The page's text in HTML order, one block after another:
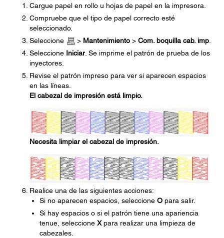
Cargue papel en rollo u hojas de papel en la impresora.
Compruebe que el tipo de papel correcto esté
seleccionado.
Seleccione
> Mantenimiento > Com. boquilla cab. imp
Seleccione Iniciar. Se imprime el patrón de prueba de los
inyectores.
Revise el patrón impreso para ver si aparecen espacios
en las líneas.
El cabezal de impresión está limpio.
Necesita limpiar el cabezal de impresión.
Realice una de las siguientes acciones:
Si no aparecen espacios, seleccione O para salir.
Si hay espacios o si el patrón tiene una apariencia
tenue, seleccione Xpara realizar una limpieza de
cabezales.